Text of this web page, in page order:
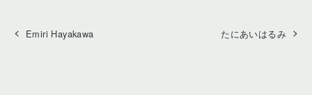
Emiri Hayakawa たにあいはるみ